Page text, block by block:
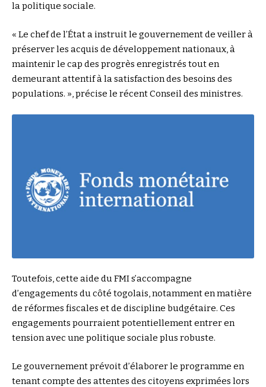
la politique sociale.
« Le chef de l’État a instruit le gouvernement de veiller à
préserver les acquis de développement nationaux, à
maintenir le cap des progrès enregistrés tout en
demeurant attentif à la satisfaction des besoins des
populations. », précise le récent Conseil des ministres.
Toutefois, cette aide du FMI s’accompagne
d’engagements du côté togolais, notamment en matière
de réformes fiscales et de discipline budgétaire. Ces
engagements pourraient potentiellement entrer en
tension avec une politique sociale plus robuste.
Le gouvernement prévoit d’élaborer le programme en
tenant compte des attentes des citoyens exprimées lors